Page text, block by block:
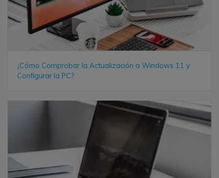
¿Cómo Comprobar la Actualización a Windows 11 y
Configurar la PC?